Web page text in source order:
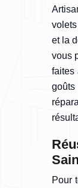
et la
vous
faites
Pour